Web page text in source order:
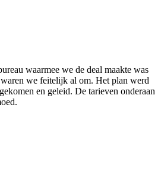
waarmee we de deal maakte was
we feitelijk al om. Het plan werd
en geleid. De tarieven onderaan